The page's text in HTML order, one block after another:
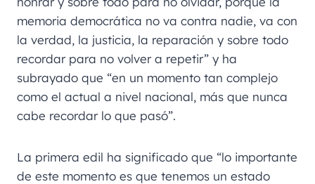
memoria democrática no va contra nadie, va con
la verdad, la justicia, la reparación y sobre todo
recordar para no volver a repetir” y ha
subrayado que “en un momento tan complejo
como el actual a nivel nacional, más que nunca
cabe recordar lo que pasó”.
La primera edil ha significado que “lo importante
de este momento es que tenemos un estado